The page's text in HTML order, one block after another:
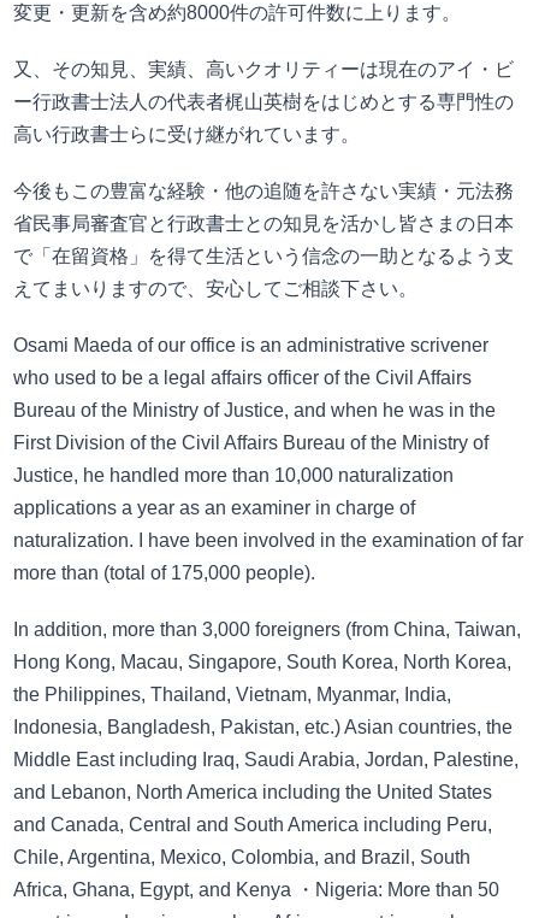
変更・更新を含め約8000件の許可件数に上ります。
又、その知見、実績、高いクオリティーは現在のアイ・ビ
ー行政書士法人の代表者梶山英樹をはじめとする専門性の
高い行政書士らに受け継がれています。
今後もこの豊富な経験・他の追随を許さない実績・元法務
省民事局審査官と行政書士との知見を活かし皆さまの日本
で「在留資格」を得て生活という信念の一助となるよう支
えてまいりますので、安心してご相談下さい。
Osami Maeda of our office is an administrative scrivener
who used to be a legal affairs officer of the Civil Affairs
Bureau of the Ministry of Justice, and when he was in the
First Division of the Civil Affairs Bureau of the Ministry of
Justice, he handled more than 10,000 naturalization
applications a year as an examiner in charge of
naturalization. I have been involved in the examination of far
more than (total of 175,000 people).
In addition, more than 3,000 foreigners (from China, Taiwan,
Hong Kong, Macau, Singapore, South Korea, North Korea,
the Philippines, Thailand, Vietnam, Myanmar, India,
Indonesia, Bangladesh, Pakistan, etc.) Asian countries, the
Middle East including Iraq, Saudi Arabia, Jordan, Palestine,
and Lebanon, North America including the United States
and Canada, Central and South America including Peru,
Chile, Argentina, Mexico, Colombia, and Brazil, South
Africa, Ghana, Egypt, and Kenya ・Nigeria: More than 50